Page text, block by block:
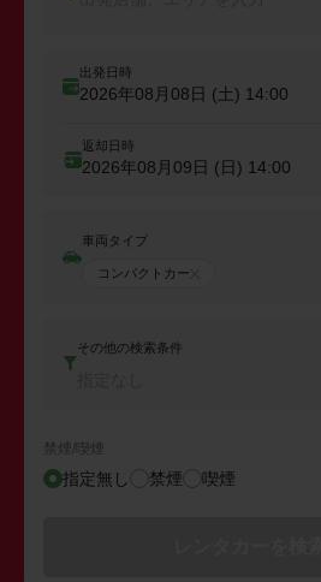
出発日時
2026年08月08日 (土) 14:00
返却日時
2026年08月09日 (日) 14:00
車両タイプ
コンパクトカー
その他の検索条件
禁煙/喫煙
指定無し 禁煙 喫煙